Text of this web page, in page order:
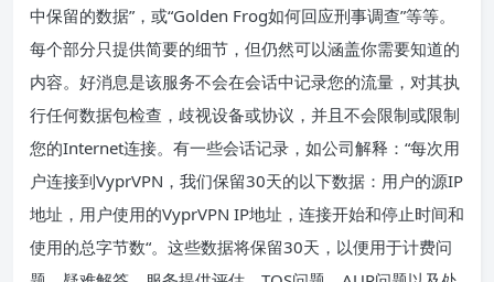
中保留的数据”，或“Golden Frog如何回应刑事调查”等等。
每个部分只提供简要的细节，但仍然可以涵盖你需要知道的
内容。好消息是该服务不会在会话中记录您的流量，对其执
行任何数据包检查，歧视设备或协议，并且不会限制或限制
您的Internet连接。有一些会话记录，如公司解释：“每次用
户连接到VyprVPN，我们保留30天的以下数据：用户的源IP
地址，用户使用的VyprVPN IP地址，连接开始和停止时间和
使用的总字节数“。这些数据将保留30天，以便用于计费问